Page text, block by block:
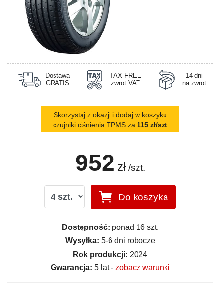
Dostawa
GRATIS
TAX FREE
zwrot VAT
14 dni
na zwrot
Skorzystaj z okazji i dodaj w koszyku
czujniki ciśnienia TPMS za 115 zł/szt
952 zł /szt.
Do koszyka
Dostępność: ponad 16 szt.
Wysyłka: 5-6 dni robocze
Rok produkcji: 2024
Gwarancja: 5 lat - zobacz warunki